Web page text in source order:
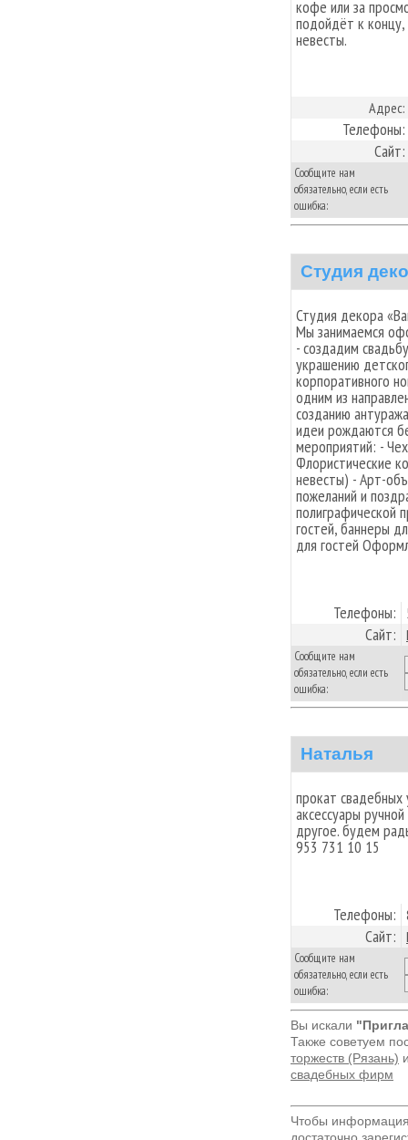
кофе или за
подойдёт к концу,
невесты.
Адрес:
Телефоны:
Сайт:
Сообщите нам
обязательно, если есть
ошибка:
Студия
Студия декора
Мы занимаемся
- создадим
украшению
корпоративного
одним из
созданию
идеи рождаются
мероприятий: -
Флористические
невесты) - Арт-
пожеланий и
полиграфической
гостей, баннеры
для гостей
Телефоны:
Сайт:
Сообщите нам
обязательно, если есть
ошибка:
Наталья
прокат свадебных
аксессуары
другое. будем
953 731 10 15
Телефоны:
Сайт:
Сообщите нам
обязательно, если есть
ошибка:
Вы искали
Также советуем
торжеств (Рязань)
свадебных фирм
Чтобы